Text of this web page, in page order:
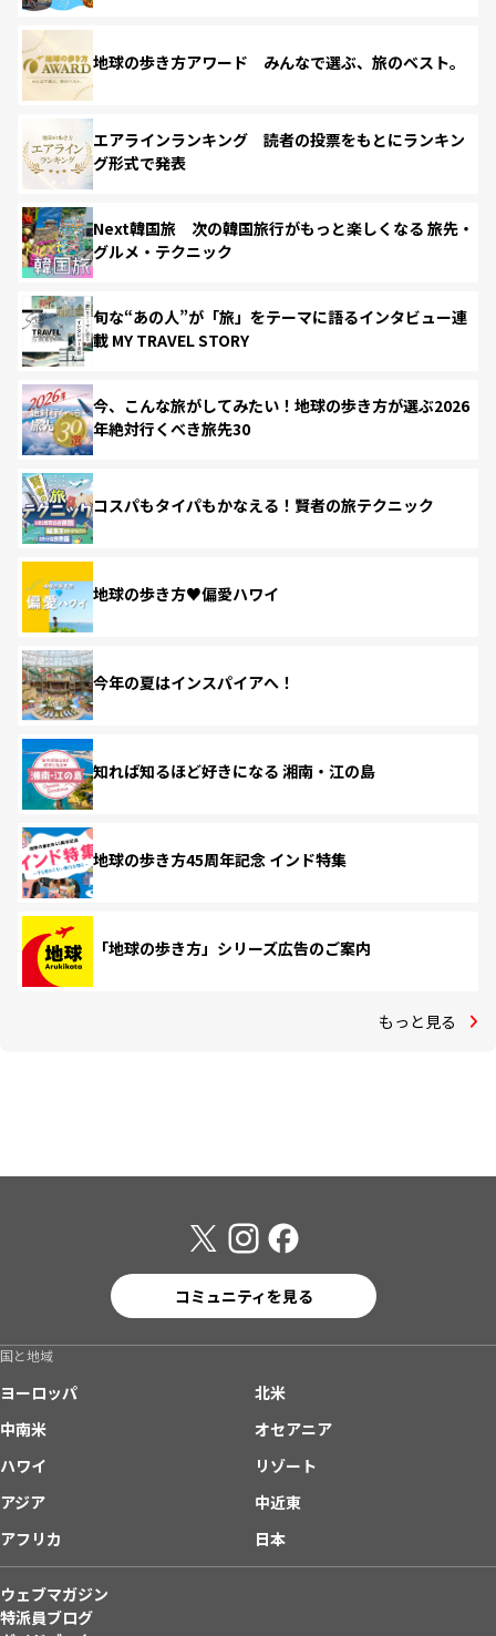
地球の歩き方アワード みんなで選ぶ、旅のベスト。
エアラインランキング 読者の投票をもとにランキン
グ形式で発表
Next韓国旅 次の韓国旅行がもっと楽しくなる 旅先・
グルメ・テクニック
旬な“あの人”が「旅」をテーマに語るインタビュー連
載 MY TRAVEL STORY
今、こんな旅がしてみたい！地球の歩き方が選ぶ2026
年絶対行くべき旅先30
コスパもタイパもかなえる！賢者の旅テクニック
地球の歩き方♥偏愛ハワイ
今年の夏はインスパイアへ！
知れば知るほど好きになる 湘南・江の島
地球の歩き方45周年記念 インド特集
「地球の歩き方」シリーズ広告のご案内
もっと見る
コミュニティを見る
国と地域
ヨーロッパ
北米
中南米
オセアニア
ハワイ
リゾート
アジア
中近東
アフリカ
日本
ウェブマガジン
特派員ブログ